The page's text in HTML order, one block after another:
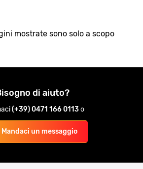
mostrate sono solo a scopo
di aiuto?
(+39) 0471 166 0113o
Mandaci un messaggio